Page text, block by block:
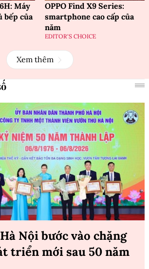
Máy
bếp của
OPPO Find X9 Series:
smartphone cao cấp của
năm
EDITOR'S CHOICE
Xem thêm
Nội bước vào chặng
triển mới sau 50 năm